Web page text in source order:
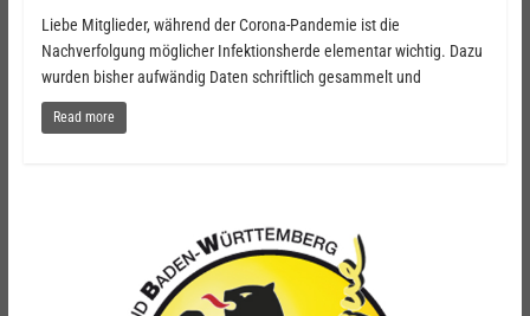
Liebe Mitglieder, während der Corona-Pandemie ist die
Nachverfolgung möglicher Infektionsherde elementar wichtig. Dazu
wurden bisher aufwändig Daten schriftlich gesammelt und
Read more